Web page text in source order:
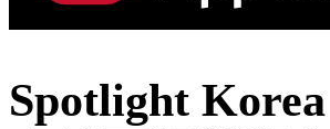
Spotlight